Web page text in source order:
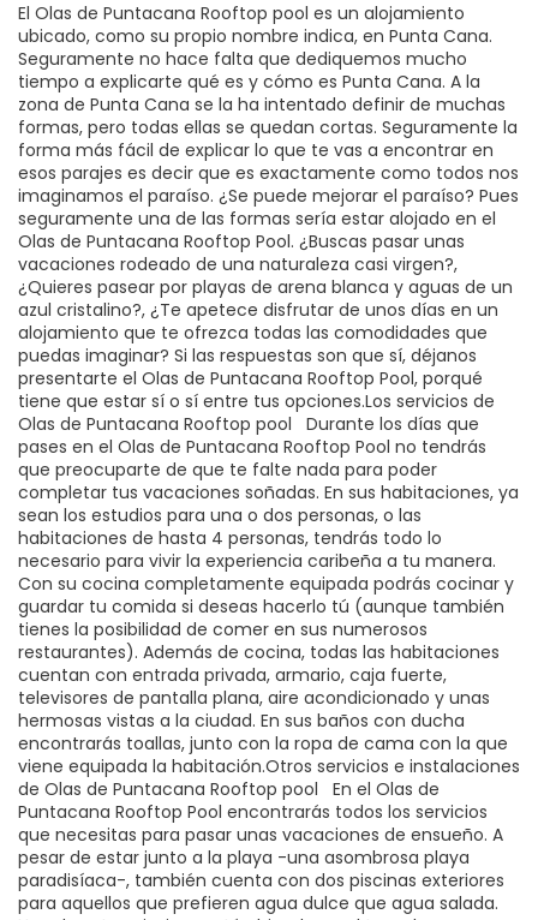
El Olas de Puntacana Rooftop pool es un alojamiento
ubicado, como su propio nombre indica, en Punta Cana.
Seguramente no hace falta que dediquemos mucho
tiempo a explicarte qué es y cómo es Punta Cana. A la
zona de Punta Cana se la ha intentado definir de muchas
formas, pero todas ellas se quedan cortas. Seguramente la
forma más fácil de explicar lo que te vas a encontrar en
esos parajes es decir que es exactamente como todos nos
imaginamos el paraíso. ¿Se puede mejorar el paraíso? Pues
seguramente una de las formas sería estar alojado en el
Olas de Puntacana Rooftop Pool. ¿Buscas pasar unas
vacaciones rodeado de una naturaleza casi virgen?,
¿Quieres pasear por playas de arena blanca y aguas de un
azul cristalino?, ¿Te apetece disfrutar de unos días en un
alojamiento que te ofrezca todas las comodidades que
puedas imaginar? Si las respuestas son que sí, déjanos
presentarte el Olas de Puntacana Rooftop Pool, porqué
tiene que estar sí o sí entre tus opciones.Los servicios de
Olas de Puntacana Rooftop pool Durante los días que
pases en el Olas de Puntacana Rooftop Pool no tendrás
que preocuparte de que te falte nada para poder
completar tus vacaciones soñadas. En sus habitaciones, ya
sean los estudios para una o dos personas, o las
habitaciones de hasta 4 personas, tendrás todo lo
necesario para vivir la experiencia caribeña a tu manera.
Con su cocina completamente equipada podrás cocinar y
guardar tu comida si deseas hacerlo tú (aunque también
tienes la posibilidad de comer en sus numerosos
restaurantes). Además de cocina, todas las habitaciones
cuentan con entrada privada, armario, caja fuerte,
televisores de pantalla plana, aire acondicionado y unas
hermosas vistas a la ciudad. En sus baños con ducha
encontrarás toallas, junto con la ropa de cama con la que
viene equipada la habitación.Otros servicios e instalaciones
de Olas de Puntacana Rooftop pool En el Olas de
Puntacana Rooftop Pool encontrarás todos los servicios
que necesitas para pasar unas vacaciones de ensueño. A
pesar de estar junto a la playa -una asombrosa playa
paradisíaca-, también cuenta con dos piscinas exteriores
para aquellos que prefieren agua dulce que agua salada.